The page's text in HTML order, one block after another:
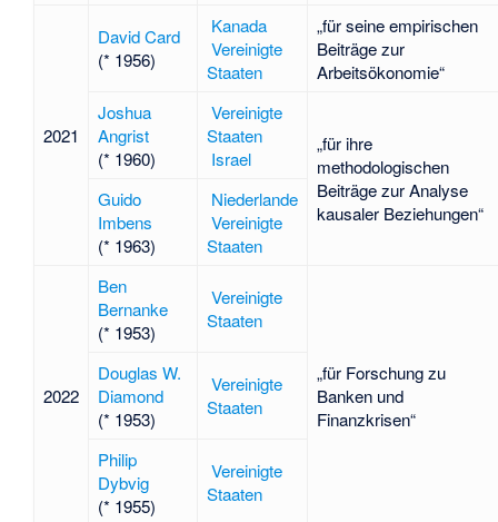
2021
David Card
(* 1956)
Kanada
Vereinigte
Staaten
„für seine empirischen
Beiträge zur
Arbeitsökonomie“
Joshua
Angrist
(* 1960)
Vereinigte
Staaten
Israel
„für ihre
methodologischen
Beiträge zur Analyse
kausaler Beziehungen“
Guido
Imbens
(* 1963)
Niederlande
Vereinigte
Staaten
2022
Ben
Bernanke
(* 1953)
Vereinigte
Staaten
„für Forschung zu
Banken und
Finanzkrisen“
Douglas W.
Diamond
(* 1953)
Vereinigte
Staaten
Philip
Dybvig
(* 1955)
Vereinigte
Staaten